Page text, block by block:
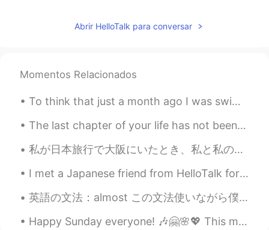
@Shinyaハロウィンは木曜だから多分賑や
JP EN
@Tomそうそう私もチンプンカンプンです
JP EN
@Tomoh great then I wanna go there.😊
Abrir HelloTalk para conversar
Momentos Relacionados
To think that just a month ago I was swimming in these gorgeous creeks, and now they are burning ...
The last chapter of your life has not been written yet. YOU hold the pen. Write the story you wa...
私が日本旅行で大阪にいたとき、私と私の友人は大阪城公園でとても親切な日本人男性と出会いました。彼は私たちに折り紙を教え、そしてたくさんのお土産をくれました。彼がとても素敵だったことに私はとても驚...
I met a Japanese friend from HelloTalk for the first time today. I cooked dinner and baked cakes ...
英語の文法：almost この文法使いながら僕の生徒はよく間違える。"almost"の意味は「の近く」です。ちょっと難しいけど。時々「almost」だけでいい。時々「almost」と他のセット...
Happy Sunday everyone! 🎶🤗🌸💖 This morning, before church I went to the Beach with my Father and w...